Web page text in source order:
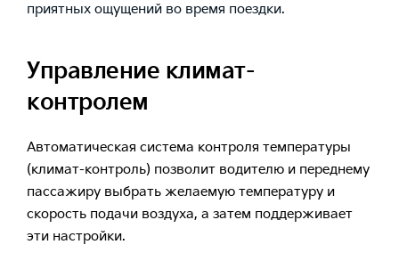
приятных ощущений во время поездки.
Управление климат-
контролем
Автоматическая система контроля температуры
(климат-контроль) позволит водителю и переднему
пассажиру выбрать желаемую температуру и
скорость подачи воздуха, а затем поддерживает
эти настройки.